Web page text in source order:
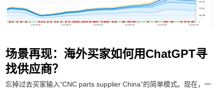
场景再现：海外买家如何用ChatGPT寻
找供应商？
忘掉过去买家输入“CNC parts supplier China”的简单模式。现在，一